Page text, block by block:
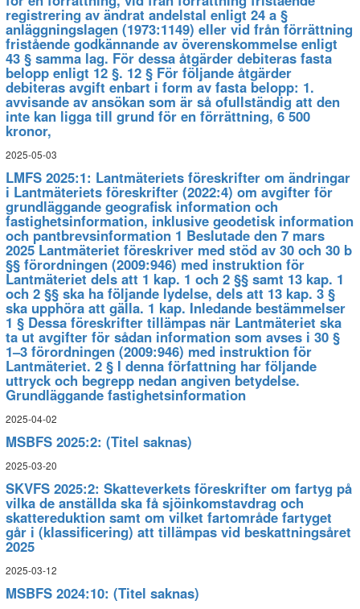
registrering av ändrat andelstal enligt 24 a §
anläggningslagen (1973:1149) eller vid från förrättning
fristående godkännande av överenskommelse enligt
43 § samma lag. För dessa åtgärder debiteras fasta
belopp enligt 12 §. 12 § För följande åtgärder
debiteras avgift enbart i form av fasta belopp: 1.
avvisande av ansökan som är så ofullständig att den
inte kan ligga till grund för en förrättning, 6 500
kronor,
2025-05-03
LMFS 2025:1: Lantmäteriets föreskrifter om ändringar
i Lantmäteriets föreskrifter (2022:4) om avgifter för
grundläggande geografisk information och
fastighetsinformation, inklusive geodetisk information
och pantbrevsinformation 1 Beslutade den 7 mars
2025 Lantmäteriet föreskriver med stöd av 30 och 30 b
§§ förordningen (2009:946) med instruktion för
Lantmäteriet dels att 1 kap. 1 och 2 §§ samt 13 kap. 1
och 2 §§ ska ha följande lydelse, dels att 13 kap. 3 §
ska upphöra att gälla. 1 kap. Inledande bestämmelser
1 § Dessa föreskrifter tillämpas när Lantmäteriet ska
ta ut avgifter för sådan information som avses i 30 §
1–3 förordningen (2009:946) med instruktion för
Lantmäteriet. 2 § I denna författning har följande
uttryck och begrepp nedan angiven betydelse.
Grundläggande fastighetsinformation
2025-04-02
MSBFS 2025:2: (Titel saknas)
2025-03-20
SKVFS 2025:2: Skatteverkets föreskrifter om fartyg på
vilka de anställda ska få sjöinkomstavdrag och
skattereduktion samt om vilket fartområde fartyget
går i (klassificering) att tillämpas vid beskattningsåret
2025
2025-03-12
MSBFS 2024:10: (Titel saknas)